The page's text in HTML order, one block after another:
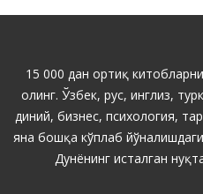
15 000 дан ортиқ
олинг. Ўзбек, рус, инглиз,
диний, бизнес, психология,
яна бошқа кўплаб
Дунёнинг исталган